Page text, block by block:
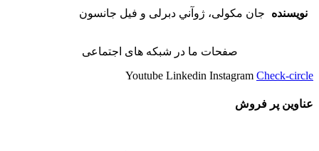
نویسنده جان مکولی، ژوآني دبرلی و فیل جانسون
صفحات ما در شبکه های اجتماعی
Youtube Linkedin Instagram Check-circle
عناوین پر فروش